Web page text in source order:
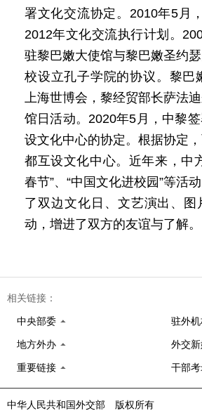
署文化交流协定。2010年5月
2012年文化交流执行计划。
驻黎巴嫩大使馆与黎巴嫩圣约
校设立孔子学院的协议。黎巴
上海世博会，黎经贸部长萨法
馆日活动。2020年5月，中黎
设文化中心的协定。根据协定
都互设文化中心。近年来，中
春节”、“中国文化进校园”等活
了双边文化日、文艺演出、图
动，增进了双方的友谊与了解。
相关链接：
中央部委 驻外机
地方外办 外交
重要链接 干部
中华人民共和国外交部 版权所有